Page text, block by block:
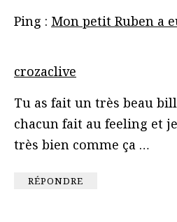
Ping : Mon petit Ruben a
crozaclive
Tu as fait un très beau
chacun fait au feeling et
très bien comme ça …
RÉPONDRE